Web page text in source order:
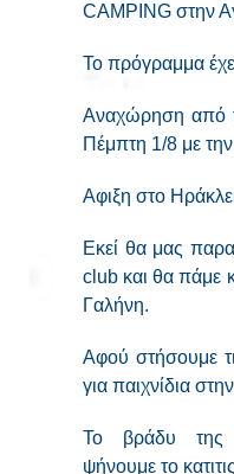
CAMPING στην
Το πρόγραμμα
Αναχώρηση από
Πέμπτη 1/8 με
Αφιξη στο
Εκεί θα μας
club και θα πάμε
Γαλήνη.
Αφού στήσουμε
για παιχνίδια
Το βράδυ της
ψήνουμε το